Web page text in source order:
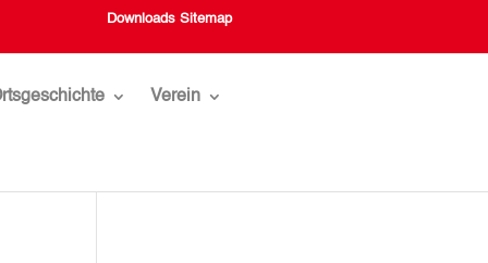
Downloads Sitemap
Verein